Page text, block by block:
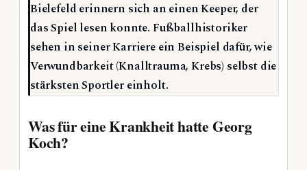
Bielefeld erinnern sich an einen Keeper, der
das Spiel lesen konnte. Fußballhistoriker
sehen in seiner Karriere ein Beispiel dafür, wie
Verwundbarkeit (Knalltrauma, Krebs) selbst die
stärksten Sportler einholt.
Was für eine Krankheit hatte Georg
Koch?